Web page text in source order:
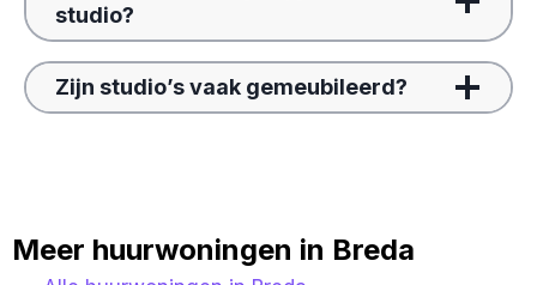
studio?
Zijn studio’s vaak gemeubileerd?
Meer huurwoningen in Breda